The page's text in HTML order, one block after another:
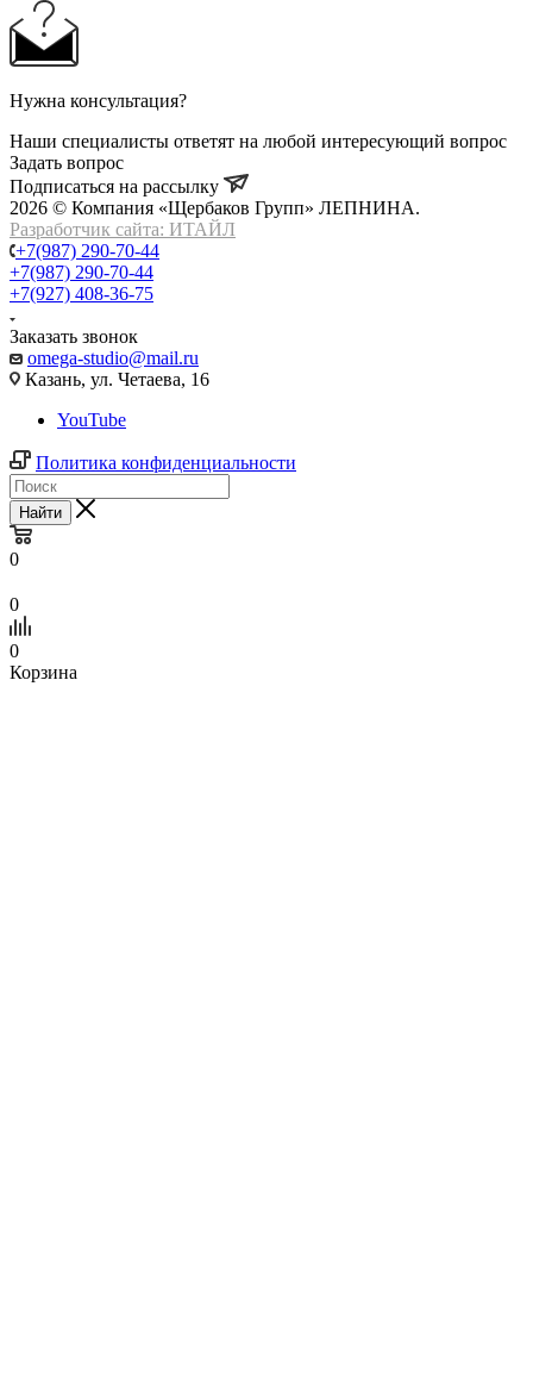
Нужна консультация?
Наши специалисты ответят на любой интересующий вопрос
Задать вопрос
Подписаться на рассылку
2026 © Компания «Щербаков Групп» ЛЕПНИНА.
Разработчик сайта: ИТАЙЛ
+7(987) 290-70-44
+7(987) 290-70-44
+7(927) 408-36-75
Заказать звонок
omega-studio@mail.ru
Казань, ул. Четаева, 16
YouTube
Политика конфиденциальности
Найти
0
0
0
Корзина